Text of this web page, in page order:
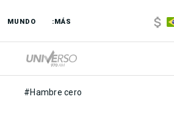
MUNDO :MÁS
#Hambre cero